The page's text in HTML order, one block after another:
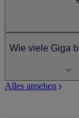
Wie viele Giga
Alles ansehen